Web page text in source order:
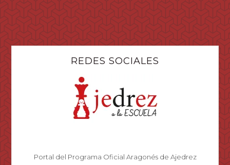
REDES SOCIALES
Portal del Programa Oficial Aragonés de Ajedrez